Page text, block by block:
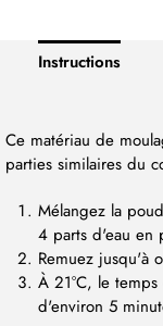
Instructions
Ce matériau de
parties similaires du
Mélangez la
4 parts d'eau en
Remuez jusqu'à
À 21°C, le
d'environ 5